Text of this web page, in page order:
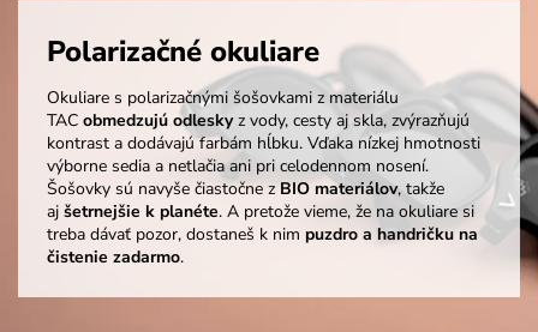
Polarizačné okuliare
Okuliare s polarizačnými šošovkami z materiálu
TAC obmedzujú odleskyz vody, cesty aj skla, zvýrazňujú
kontrast a dodávajú farbám hĺbku. Vďaka nízkej hmotnosti
výborne sedia a netlačia ani pri celodennom nosení.
Šošovky sú navyše čiastočne z BIO materiálov, takže
aj šetrnejšie k planéte. A pretože vieme, že na okuliare si
treba dávať pozor, dostaneš k nim puzdro a handričku na
čistenie zadarmo.